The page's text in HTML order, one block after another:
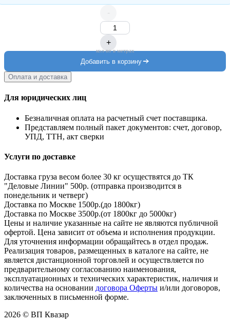
-
+
кол-во в метрах
Добавить в корзину
Оплата и доставка
Для юридических лиц
Безналичная оплата на расчетный счет поставщика.
Представляем полный пакет документов: счет, договор,
УПД, ТТН, акт сверки
Услуги по доставке
Доставка груза весом более 30 кг осуществятся до ТК
"Деловые Линии" 500р. (отправка производится в
понедельник и четверг)
Доставка по Москве 1500р.(до 1800кг)
Доставка по Москве 3500р.(от 1800кг до 5000кг)
Цены и наличие указанные на сайте не являются публичной
офертой. Цена зависит от объема и исполнения продукции.
Для уточнения информации обращайтесь в отдел продаж.
Реализация товаров, размещенных в каталоге на сайте, не
является дистанционной торговлей и осуществляется по
предварительному согласованию наименования,
эксплуатационных и технических характеристик, наличия и
количества на основании договора Оферты и/или договоров,
заключенных в письменной форме.
2026 © ВП Квазар